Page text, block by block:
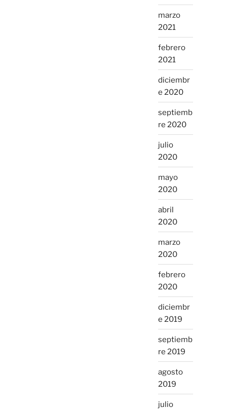
marzo
2021
febrero
2021
diciembr
e 2020
septiemb
re 2020
julio
2020
mayo
2020
abril
2020
marzo
2020
febrero
2020
diciembr
e 2019
septiemb
re 2019
agosto
2019
julio